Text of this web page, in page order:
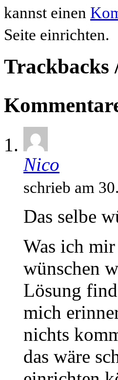
kannst einen
Seite einrichten.
Trackbacks
Nico
schrieb am
Das selbe
Was ich
wünschen
Lösung
mich
nichts
das wäre